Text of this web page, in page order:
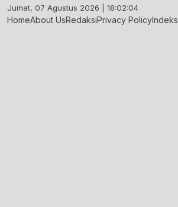
Skip
to
Jumat, 07 Agustus 2026 | 18:02:04
HomeAbout UsRedaksiPrivacy PolicyIndeks